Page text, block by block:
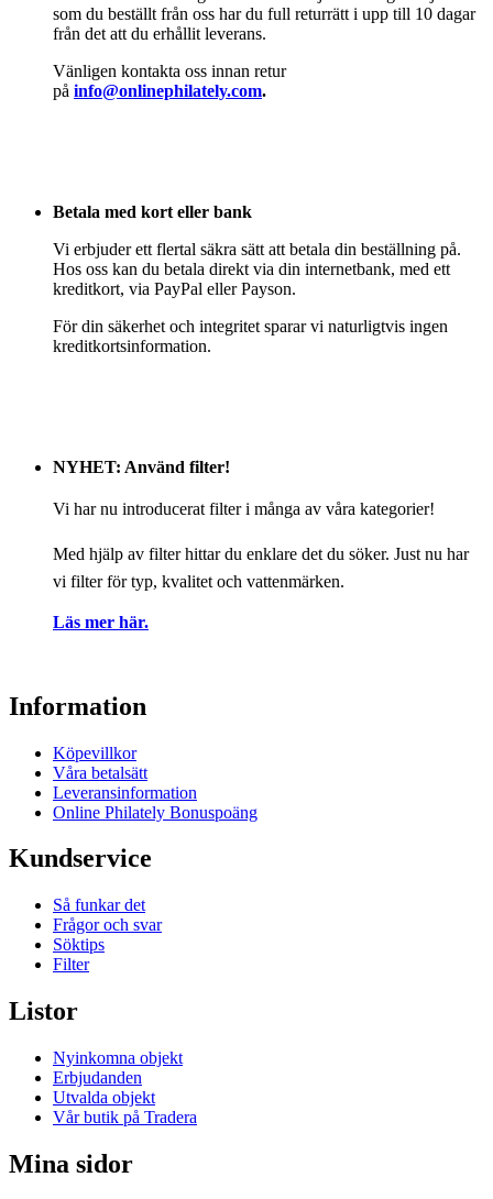
som du beställt från oss har du full returrätt i upp till 10 dagar
från det att du erhållit leverans.
Vänligen kontakta oss innan retur
på info@onlinephilately.com.
Betala med kort eller bank
Vi erbjuder ett flertal säkra sätt att betala din beställning på.
Hos oss kan du betala direkt via din internetbank, med ett
kreditkort, via PayPal eller Payson.
För din säkerhet och integritet sparar vi naturligtvis ingen
kreditkortsinformation.
NYHET: Använd filter!
Vi har nu introducerat filter i många av våra kategorier!
Med hjälp av filter hittar du enklare det du söker. Just nu har
vi filter för typ, kvalitet och vattenmärken.
Läs mer här.
Information
Köpevillkor
Våra betalsätt
Leveransinformation
Online Philately Bonuspoäng
Kundservice
Så funkar det
Frågor och svar
Söktips
Filter
Listor
Nyinkomna objekt
Erbjudanden
Utvalda objekt
Vår butik på Tradera
Mina sidor